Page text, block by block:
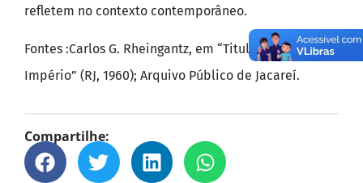
refletem no contexto contemporâneo.
Fontes :Carlos G. Rheingantz, em “Titulares do
Império” (RJ, 1960); Arquivo Público de Jacareí.
Compartilhe: